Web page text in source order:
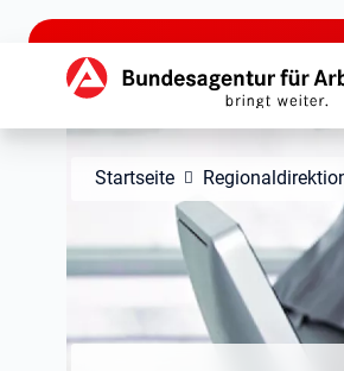
zu den Hauptinhalten springen
Hauptnavigation
Startseite